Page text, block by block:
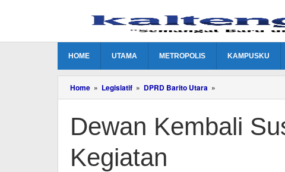
HOME UTAMA METROPOLIS KAMPUSKU
Home » Legislatif » DPRD Barito Utara »
Kembali
Jadwal
Perubahan
Dewan Kembali
Kegiatan